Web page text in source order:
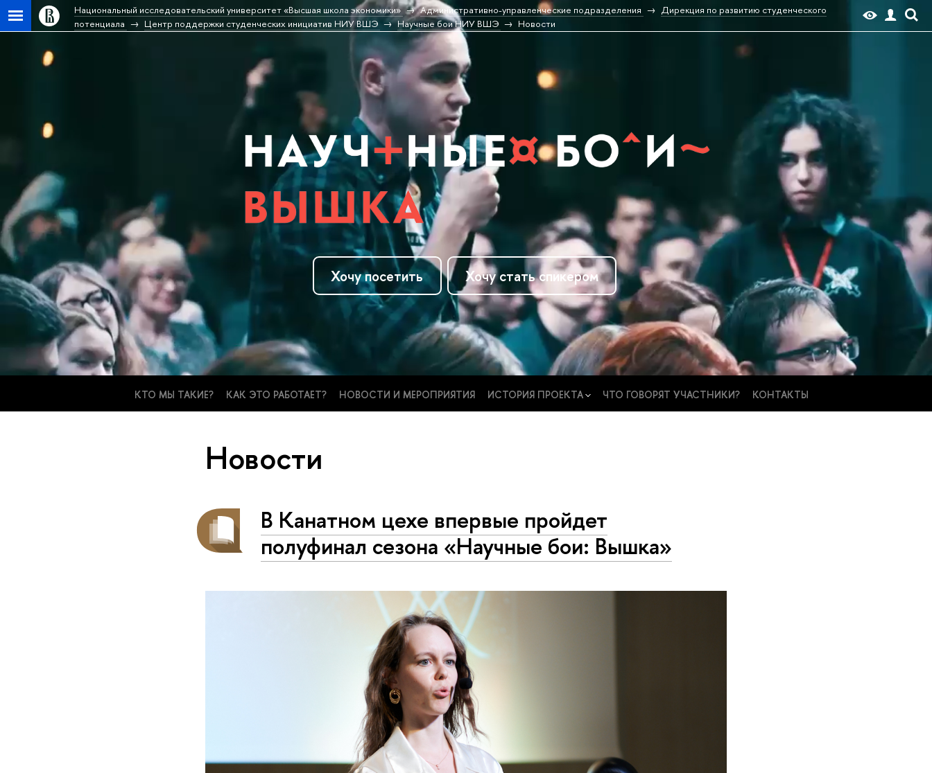
Национальный исследовательский университет «Высшая школа экономики» Административно-управленческие подразделения
Дирекция по развитию студенческого
потенциала
Центр поддержки студенческих инициатив НИУ ВШЭ Научные бои НИУ ВШЭ Новости
Хочу посетить Хочу стать спикером
КТО МЫ ТАКИЕ? КАК ЭТО РАБОТАЕТ? НОВОСТИ И МЕРОПРИЯТИЯ ИСТОРИЯ ПРОЕКТА ЧТО ГОВОРЯТ УЧАСТНИКИ? КОНТАКТЫ
Новости
В Канатном цехе впервые пройдет
полуфинал сезона «Научные бои: Вышка»